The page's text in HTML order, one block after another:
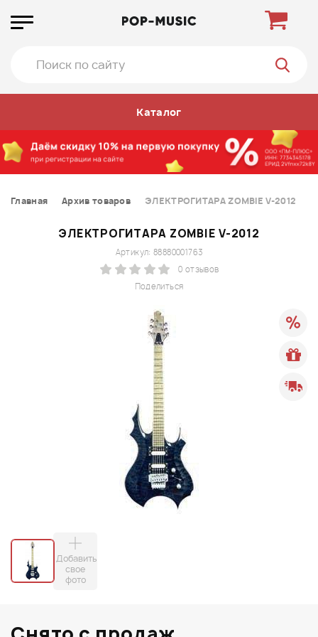
Каталог
Главная Архив товаров ЭЛЕКТРОГИТАРА ZOMBIE V-2012
ЭЛЕКТРОГИТАРА ZOMBIE V-2012
Поделиться
Артикул: 88880001763
0 отзывов
Добавить
свое
фото